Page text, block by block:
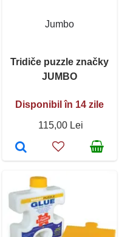
Jumbo
Tridiče puzzle značky
JUMBO
Disponibil în 14 zile
115,00 Lei